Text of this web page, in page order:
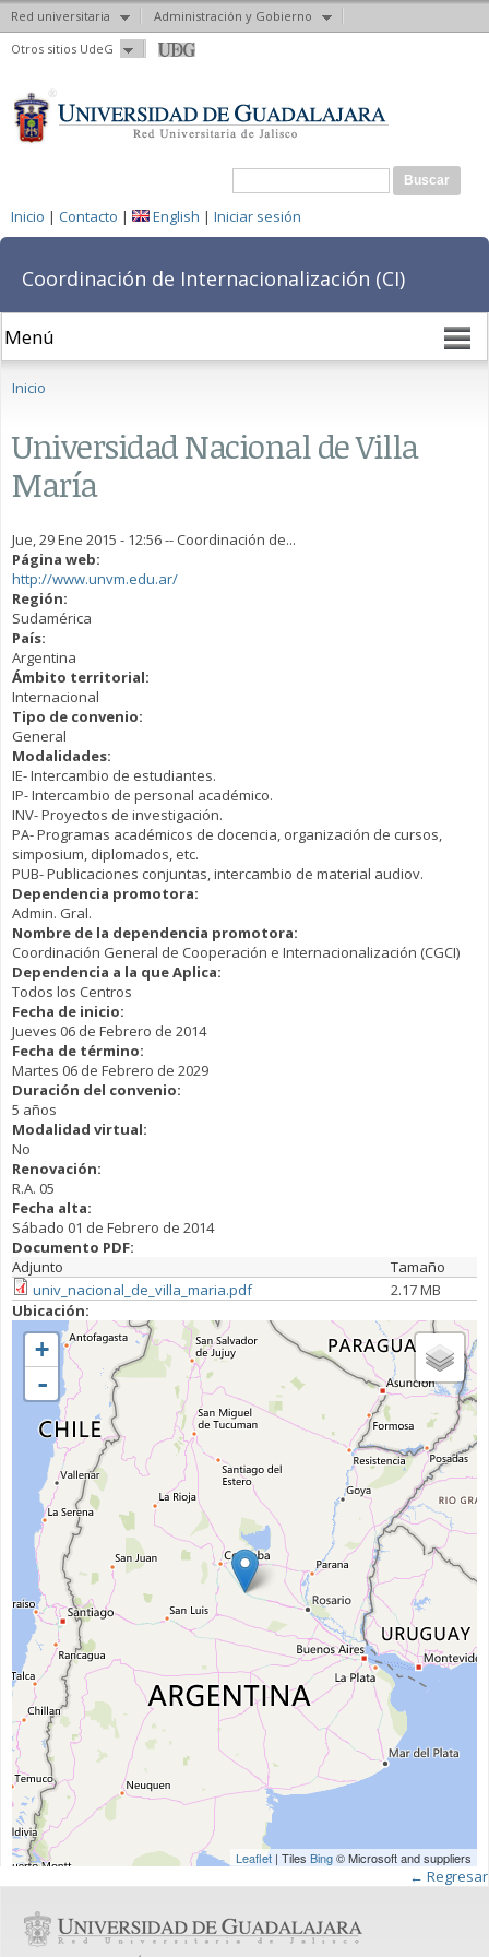
Red universitaria
Administración y Gobierno
Otros sitios UdeG
Pasar al
contenido
Formulario de búsqueda
Buscar
Inicio | Contacto | English | Iniciar sesión
Coordinación de Internacionalización (CI)
Se encuentra usted aquí
Inicio
Universidad Nacional de Villa
María
Jue, 29 Ene 2015 - 12:56-- Coordinación de...
Página web:
http://www.unvm.edu.ar/
Región:
Sudamérica
País:
Argentina
Ámbito territorial:
Internacional
Tipo de convenio:
General
Modalidades:
IE- Intercambio de estudiantes.
IP- Intercambio de personal académico.
INV- Proyectos de investigación.
PA- Programas académicos de docencia, organización de cursos,
simposium, diplomados, etc.
PUB- Publicaciones conjuntas, intercambio de material audiov.
Dependencia promotora:
Admin. Gral.
Nombre de la dependencia promotora:
Coordinación General de Cooperación e Internacionalización (CGCI)
Dependencia a la que Aplica:
Todos los Centros
Fecha de inicio:
Jueves 06 de Febrero de 2014
Fecha de término:
Martes 06 de Febrero de 2029
Duración del convenio:
5 años
Modalidad virtual:
No
Renovación:
R.A. 05
Fecha alta:
Sábado 01 de Febrero de 2014
Documento PDF:
Adjunto
Tamaño
univ_nacional_de_villa_maria.pdf
2.17 MB
Ubicación:
+
-
Leaflet | Tiles Bing© Microsoft and suppliers
← Regresar